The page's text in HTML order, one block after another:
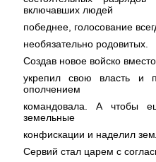
включавших людей
победнее, голосование
необязательно родовитых.
Создав новое войско
укрепил свою власть и
ополчением
командовала. А чтобы
земельные
конфискации и наделил
Сервий стал царем с